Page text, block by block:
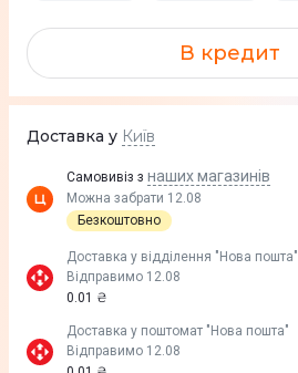
В кредит
Доставка у Київ
Самовивіз з наших магазинів
Можна забрати 12.08
Безкоштовно
Доставка у вiддiлення "Нова пошта"
Відправимо 12.08
0.01 ₴
Доставка у поштомат "Нова пошта"
Відправимо 12.08